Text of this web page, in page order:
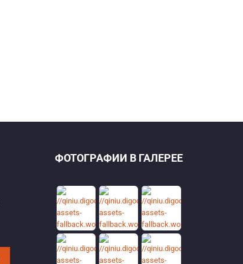
ФОТОГРАФИИ В ГАЛЕРЕЕ